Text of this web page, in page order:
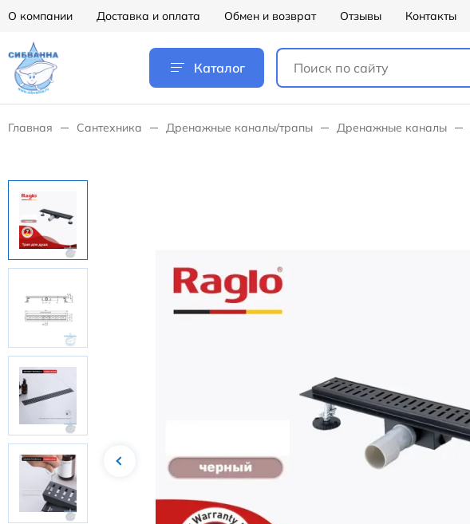
О компании Доставка и оплата Обмен и возврат Отзывы Контакты
Каталог
Главная Сантехника Дренажные каналы/трапы Дренажные каналы